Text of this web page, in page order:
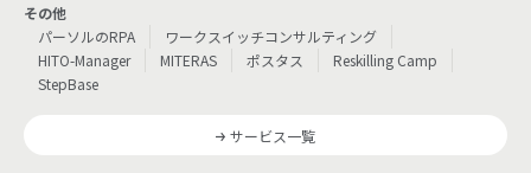
その他
パーソルのRPA
ワークスイッチコンサルティング
HITO-Manager
MITERAS ポスタス
Reskilling Camp
StepBase
サービス一覧